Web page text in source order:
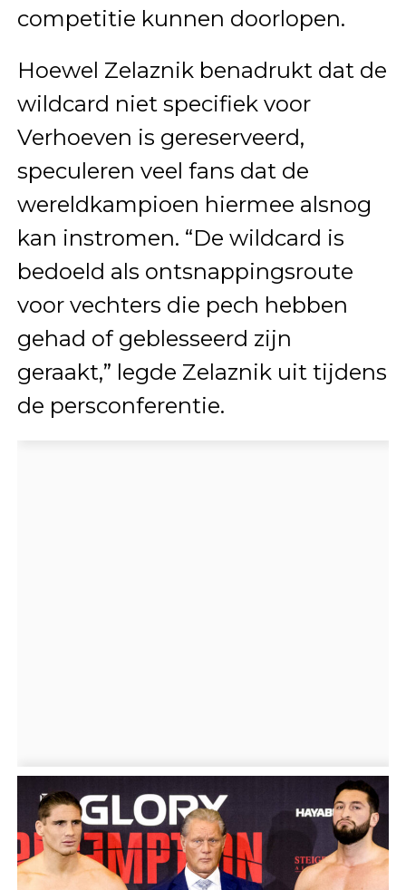
competitie kunnen doorlopen.
Hoewel Zelaznik benadrukt dat de
wildcard niet specifiek voor
Verhoeven is gereserveerd,
speculeren veel fans dat de
wereldkampioen hiermee alsnog
kan instromen. “De wildcard is
bedoeld als ontsnappingsroute
voor vechters die pech hebben
gehad of geblesseerd zijn
geraakt,” legde Zelaznik uit tijdens
de persconferentie.